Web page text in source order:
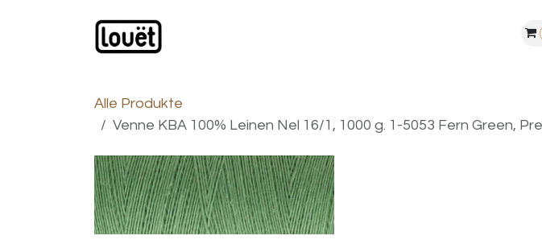
Alle Produkte
Venne KBA 100% Leinen Nel 16/1, 1000 g. 1-5053 Fern Green,